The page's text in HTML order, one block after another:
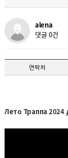
alena
댓글 0건
연락처
Лето Траппа 2024